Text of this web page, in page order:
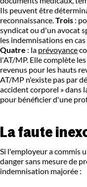
Ils peuvent être
reconnaissance. Trois :
syndicat ou d'un avocat
les indemnisations en
Quatre : la prévoyance
l'AT/MP. Elle complète
revenus pour les hauts
AT/MP n'existe pas par
accident corporel » dans
pour bénéficier d'une
La faute
Si l'employeur a commis
danger sans mesure de
indemnisation majorée :